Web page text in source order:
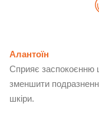
Алантоїн
Сприяє заспокоєнню
зменшити
шкіри.